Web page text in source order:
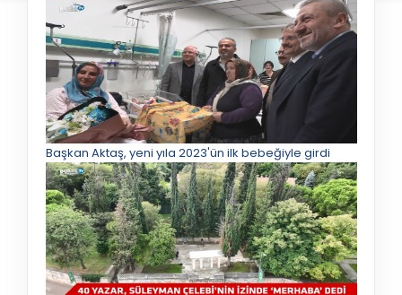
Başkan Aktaş, yeni yıla 2023'ün ilk bebeğiyle girdi